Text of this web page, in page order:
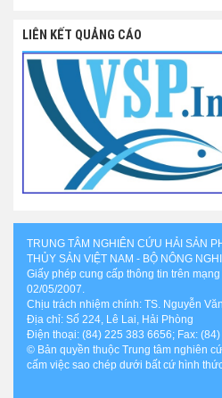
LIÊN KẾT QUẢNG CÁO
TRUNG TÂM NGHIÊN CỨU HẢI SẢN
THỦY SẢN VIỆT NAM - BỘ NÔNG
Giấy phép cung cấp thông tin trên
02/05/2007.
Chịu trách nhiệm chính: TS. Nguyễn
Địa chỉ: Số 224, Lê Lai, Hải Phòng
Điện thoại: (84) 225 383 6656; Fax:
© Bản quyền thuộc Trung tâm nghiên
cấm việc sao chép dưới bất cứ hình